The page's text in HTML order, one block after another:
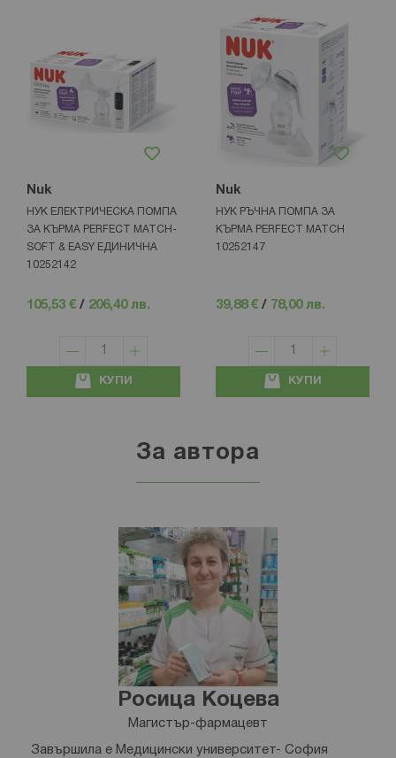
Nuk
НУК ЕЛЕКТРИЧЕСКА ПОМПА
ЗА КЪРМА PERFECT MATCH-
SOFT & EASY ЕДИНИЧНА
10252142
105,53 € / 206,40 лв.
КУПИ
Nuk
НУК РЪЧНА ПОМПА ЗА
КЪРМА PERFECT MATCH
10252147
39,88 € / 78,00 лв.
КУПИ
За автора
Росица Коцева
Магистър-фармацевт
Завършила е Медицински университет- София